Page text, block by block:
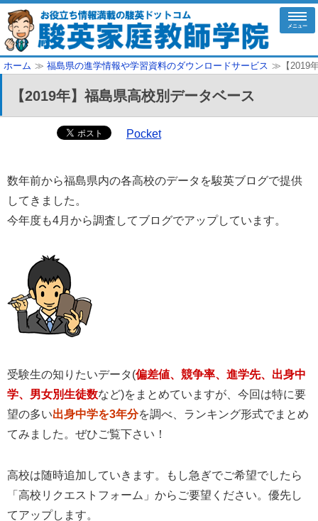
メニュー
ホーム ≫ 福島県の進学情報や学習資料のダウンロードサービス ≫【2019
【2019年】福島県高校別データベース
Pocket
数年前から福島県内の各高校のデータを駿英ブログで提供
してきました。
今年度も4月から調査してブログでアップしています。
受験生の知りたいデータ(偏差値、競争率、進学先、出身中
学、男女別生徒数など)をまとめていますが、今回は特に要
望の多い出身中学を3年分を調べ、ランキング形式でまとめ
てみました。ぜひご覧下さい！
高校は随時追加していきます。もし急ぎでご希望でしたら
「高校リクエストフォーム」からご要望ください。優先し
てアップします。